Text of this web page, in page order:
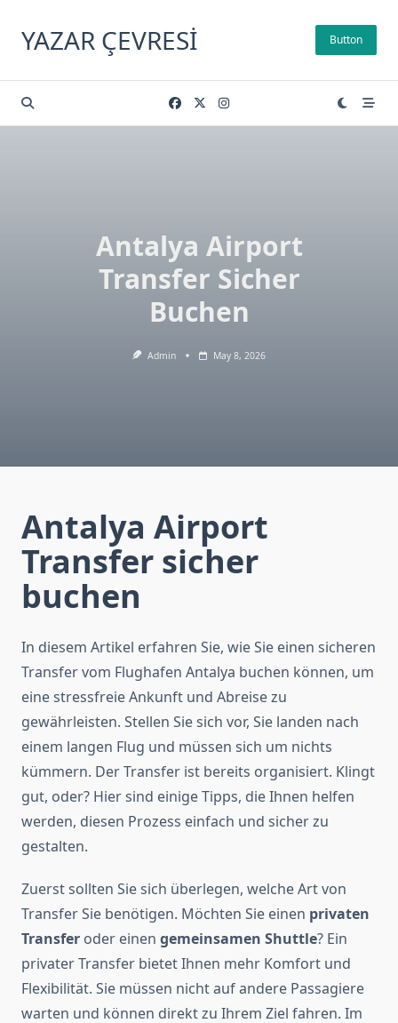
content
YAZAR ÇEVRESI Button
Antalya Airport
Transfer Sicher
Buchen
Admin May 8, 2026
Antalya Airport
Transfer sicher
buchen
In diesem Artikel erfahren Sie, wie Sie einen sicheren
Transfer vom Flughafen Antalya buchen können, um
eine stressfreie Ankunft und Abreise zu
gewährleisten. Stellen Sie sich vor, Sie landen nach
einem langen Flug und müssen sich um nichts
kümmern. Der Transfer ist bereits organisiert. Klingt
gut, oder? Hier sind einige Tipps, die Ihnen helfen
werden, diesen Prozess einfach und sicher zu
gestalten.
Zuerst sollten Sie sich überlegen, welche Art von
Transfer Sie benötigen. Möchten Sie einen privaten
Transfer oder einen gemeinsamen Shuttle? Ein
privater Transfer bietet Ihnen mehr Komfort und
Flexibilität. Sie müssen nicht auf andere Passagiere
warten und können direkt zu Ihrem Ziel fahren. Im